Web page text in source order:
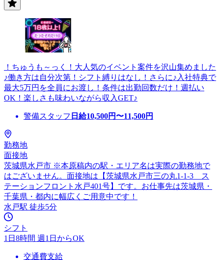
！ちゅうも～っく！大人気のイベント案件を沢山集めました
♪働き方は自分次第！シフト縛りはなし！さらに♪入社特典で
最大5万円を全員にお渡し！条件は出勤回数だけ！週払い
OK！楽しさも味わいながら収入GET♪
警備スタッフ 日給10,500円〜11,500円
勤務地
面接地
茨城県水戸市 ※本原稿内の駅・エリア名は実際の勤務地で
はございません。面接地は【茨城県水戸市三の丸1-1-3 ス
テーションフロント水戸401号】です。お仕事先は茨城県・
千葉県・都内に幅広くご用意中です！
水戸駅 徒歩5分
シフト
1日8時間 週1日からOK
交通費支給